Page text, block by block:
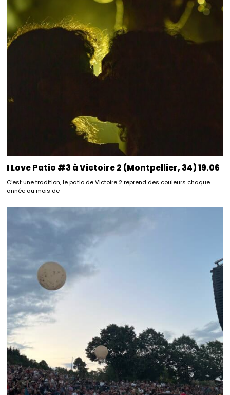
I Love Patio #3 à Victoire 2 (Montpellier, 34) 19.06
C’est une tradition, le patio de Victoire 2 reprend des couleurs chaque
année au mois de